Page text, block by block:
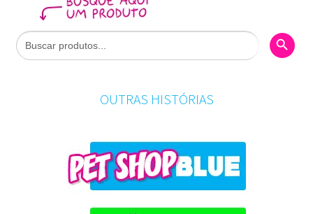
Search
for:
Search
OUTRAS HISTÓRIAS